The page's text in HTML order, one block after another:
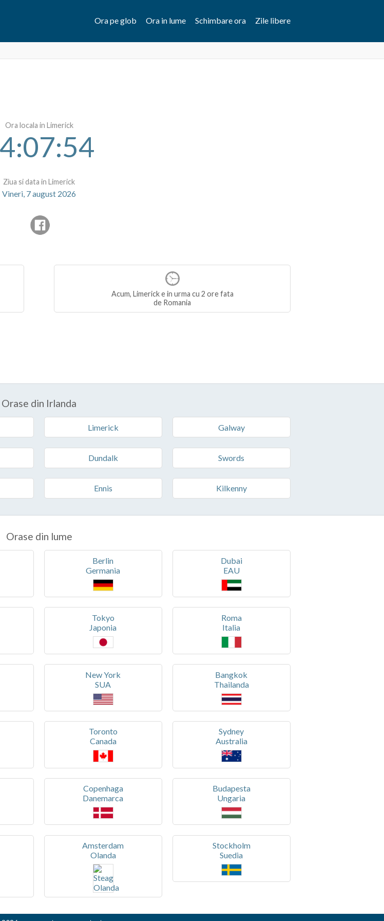
Ora pe glob Ora in lume Schimbare ora Zile libere
Ora locala in Limerick
Ziua si data in Limerick
Vineri, 7 august 2026
Acum, Limerick e in urma cu 2 ore fata
de Romania
Orase din Irlanda
Limerick Galway
Dundalk Swords
Ennis Kilkenny
Orase din lume
Berlin
Germania
Dubai
EAU
Tokyo
Japonia
Roma
Italia
New York
SUA
Bangkok
Thailanda
Toronto
Canada
Sydney
Australia
Copenhaga
Danemarca
Budapesta
Ungaria
Amsterdam
Olanda
Stockholm
Suedia